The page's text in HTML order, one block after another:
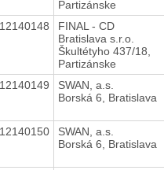
Partizánske
FINAL - CD
Bratislava s.r.o.
Škultétyho 437/18,
Partizánske
SWAN, a.s.
Borská 6, Bratislava
SWAN, a.s.
Borská 6, Bratislava